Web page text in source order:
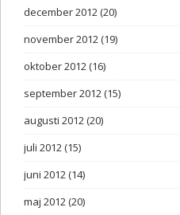
december 2012(20)
november 2012(19)
oktober 2012(16)
september 2012(15)
augusti 2012(20)
juli 2012(15)
juni 2012(14)
maj 2012(20)